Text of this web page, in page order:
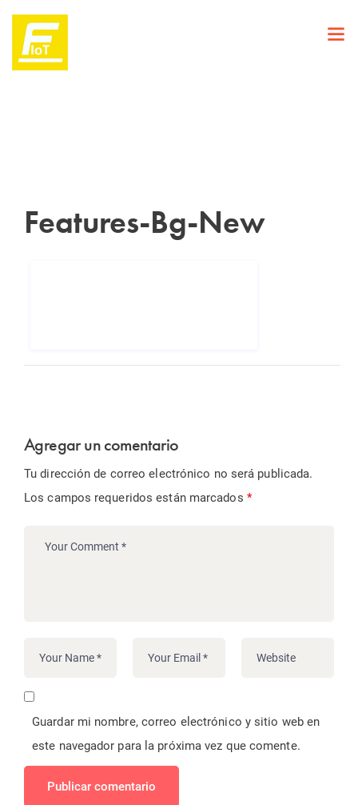
Features-Bg-New
Agregar un comentario
Tu dirección de correo electrónico no será publicada.
Los campos requeridos están marcados *
Guardar mi nombre, correo electrónico y sitio web en
este navegador para la próxima vez que comente.
Publicar comentario